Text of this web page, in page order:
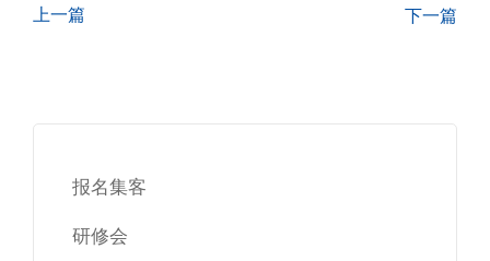
上一篇 下一篇
报名集客
研修会